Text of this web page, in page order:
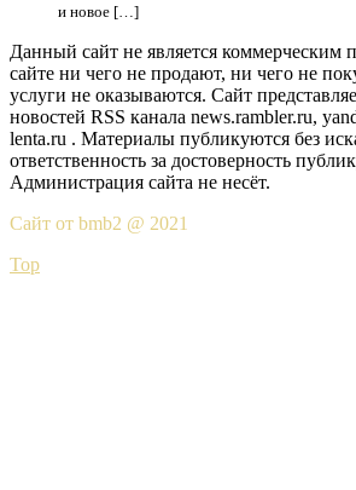
и новое […]
Данный сайт не является коммерческим
сайте ни чего не продают, ни чего не
услуги не оказываются. Сайт
новостей RSS канала news.rambler.ru,
lenta.ru . Материалы публикуются без
ответственность за достоверность
Администрация сайта не несёт.
Сайт от bmb2 @ 2021
Top